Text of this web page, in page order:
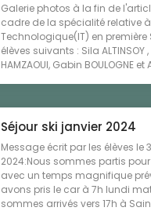
Galerie photos à la fin de
cadre de la spécialité relative
Technologique(IT) en première
élèves suivants : Sila ALTINSOY
HAMZAOUI, Gabin BOULOGNE et
Séjour ski janvier 2024
Message écrit par les élèves le
2024:Nous sommes partis
avec un temps magnifique
avons pris le car à 7h lundi
sommes arrivés vers 17h à